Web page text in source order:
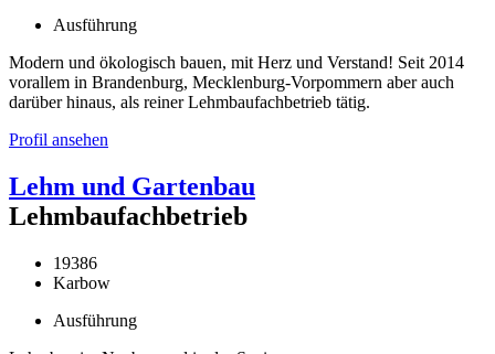
Ausführung
Modern und ökologisch bauen, mit Herz und Verstand! Seit 2014
vorallem in Brandenburg, Mecklenburg-Vorpommern aber auch
darüber hinaus, als reiner Lehmbaufachbetrieb tätig.
Profil ansehen
Lehm und Gartenbau
Lehmbaufachbetrieb
19386
Karbow
Ausführung